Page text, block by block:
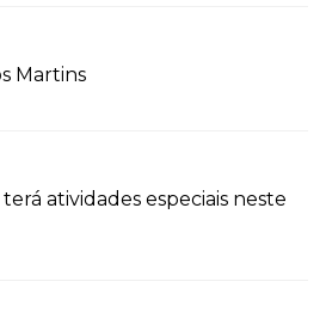
Martins
atividades especiais neste